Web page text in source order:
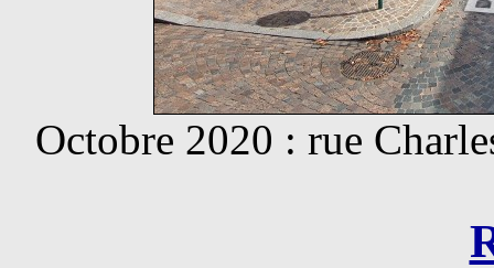
Octobre 2020 : rue